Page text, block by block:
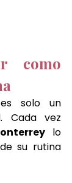
como
solo un
Cada vez
lo
su rutina